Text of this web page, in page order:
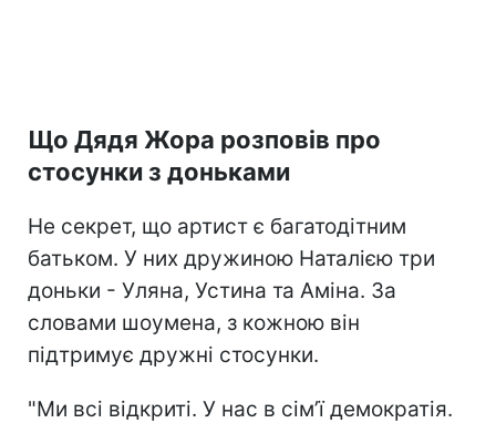
Що Дядя Жора розповів про
стосунки з доньками
Не секрет, що артист є багатодітним
батьком. У них дружиною Наталією три
доньки - Уляна, Устина та Аміна. За
словами шоумена, з кожною він
підтримує дружні стосунки.
"Ми всі відкриті. У нас в сім’ї демократія.